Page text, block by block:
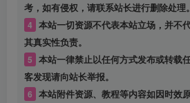
考，如有侵权，请联系站长进行删除处理。
4 本站一切资源不代表本站立场，并不
其真实性负责。
5 本站一律禁止以任何方式发布或转载
客发现请向站长举报。
6 本站附件资源、教程等内容如因时效